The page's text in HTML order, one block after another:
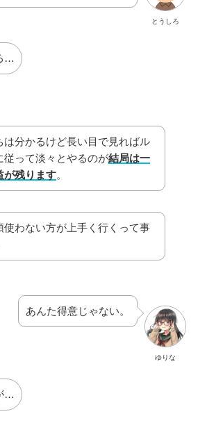
とうしろ
…
は分かるけど長い目で見ればル
従って淡々とやるのが結局は一
が残ります。
使わない方が上手く行くって事
ゆりな
あんた得意じゃない。
…